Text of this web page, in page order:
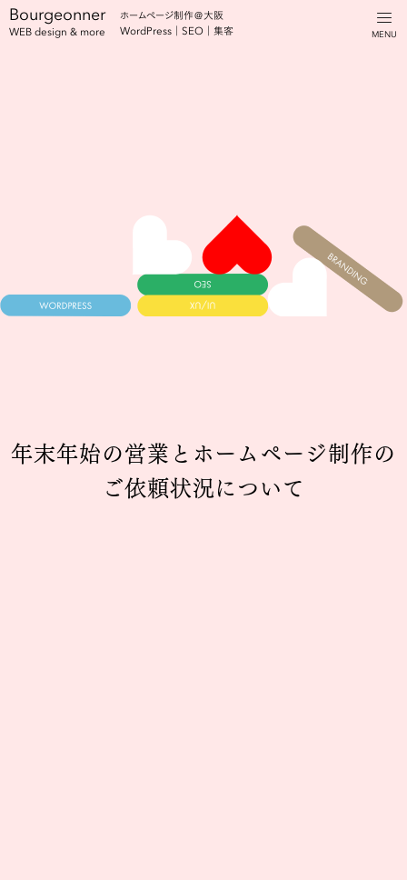
ホームページ制作＠大阪
WordPress｜SEO｜集客
Bourgeonner
WEB design & more MENU
年末年始の営業とホームページ制作の
ご依頼状況について